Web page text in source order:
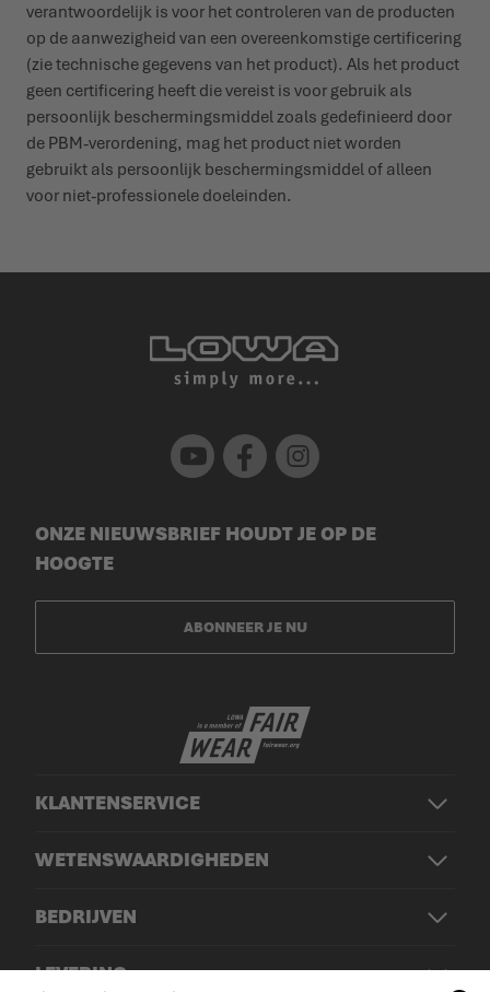
verantwoordelijk is voor het controleren van de producten
op de aanwezigheid van een overeenkomstige certificering
(zie technische gegevens van het product). Als het product
geen certificering heeft die vereist is voor gebruik als
persoonlijk beschermingsmiddel zoals gedefinieerd door
de PBM-verordening, mag het product niet worden
gebruikt als persoonlijk beschermingsmiddel of alleen
voor niet-professionele doeleinden.
Youtube Facebook Instagram
KLANTENSERVICE
WETENSWAARDIGHEDEN
BEDRIJVEN
LEVERING
ONZE NIEUWSBRIEF HOUDT JE OP DE
HOOGTE
ABONNEER JE NU